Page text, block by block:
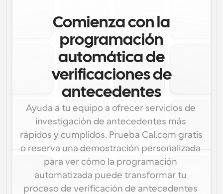
Comienza con la
programación
automática de
verificaciones de
antecedentes
Ayuda a tu equipo a ofrecer servicios de
investigación de antecedentes más
rápidos y cumplidos. Prueba Cal.com gratis
o reserva una demostración personalizada
para ver cómo la programación
automatizada puede transformar tu
proceso de verificación de antecedentes